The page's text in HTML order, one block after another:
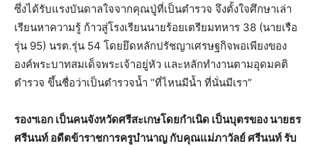
ซึ่งได้รับแรงบันดาลใจจากคุณปู่ที่เป็นตำรวจ จึงตั้งใจศึกษาเล่า
เรียนหาความรู้ ก้าวสู่โรงเรียนนายร้อยเตรียมทหาร 38 (นายเรือ
รุ่น 95) นรต.รุ่น 54 โดยยึดหลักปรัชญาเศรษฐกิจพอเพียงของ
องค์พระบาทสมเด็จพระเจ้าอยู่หัว และหลักทำงานตามอุดมคติ
ตำรวจ ขึ้นชื่อว่าเป็นตำรวจน้ำ “ที่ไหนมีน้ำ ที่นั่นมีเรา”
รองฯเอก เป็นคนจังหวัดศรีสะเกษโดยกำเนิด เป็นบุตรของ นายธร
ศรีนนท์ อดีตข้าราชการครูบำนาญ กับคุณแม่ภาวัลย์ ศรีนนท์ รับ